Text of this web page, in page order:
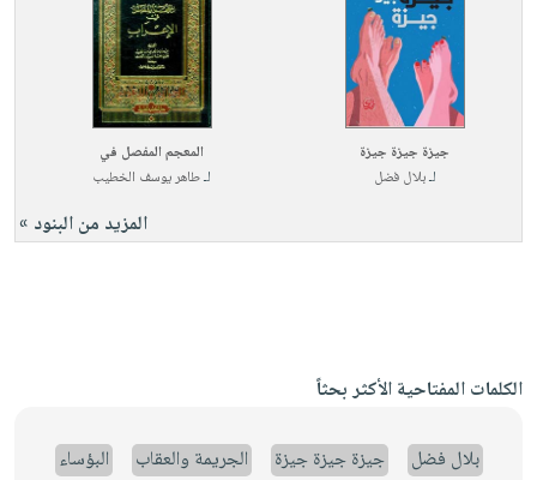
جيزة جيزة جيزة
لـبلال فضل
المعجم المفصل في
لـطاهر يوسف الخطيب
المزيد من البنود »
الكلمات المفتاحية الأكثر بحثاً
بلال فضل جيزة جيزة جيزة الجريمة والعقاب
البؤساء